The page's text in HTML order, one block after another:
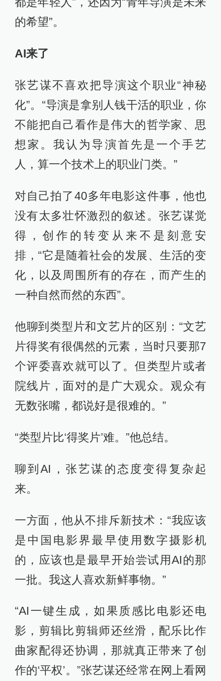
的希望”。
AI来了
张艺谋不喜欢把导演这个职业“神秘
化”。“导演是拿别人钱干活的职业，你
不能把自己看作是伟大的哲学家、思
想家。我认为导演首先是一个手艺
人，算一个技术上的职业门类。”
对自己拍了40多年电影这件事，他也
没有太多壮怀激烈的叙述。张艺谋觉
得，创作的转变从来不是刻意安
排，“它是随着社会的发展、生活的变
化，以及周围所有的存在，而产生的
一种自然而然的东西”。
他聊到类型片和文艺片的区别：“文艺
片得奖有很偶然的元素，当时只要那7
个评委喜欢就可以了。但类型片或者
院线片，面对的是广大观众。观众有
无数张嘴，都说好是很难的。”
“类型片比‘得奖片’难。”他总结。
聊到AI，张艺谋的态度变得复杂起
来。
一方面，他从不排斥新技术：“我应该
是中国电影界最早使用数字摄影机
的，应该也是最早开始尝试用AI的那
一批。我这人喜欢新鲜事物。”
“AI一键生成，如果质感比电影还电
影，剪辑比剪辑师还丝滑，配乐比作
曲家配得还协调，那就真正带来了创
作的‘平权’。”张艺谋还经常在网上看网